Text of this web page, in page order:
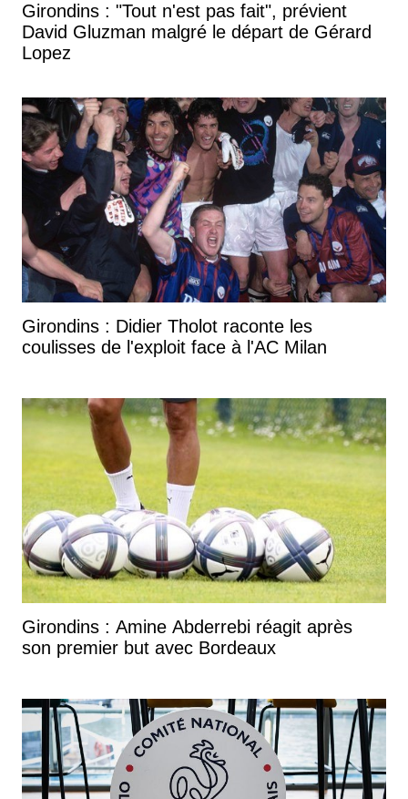
Girondins : "Tout n'est pas fait", prévient
David Gluzman malgré le départ de Gérard
Lopez
Girondins : Didier Tholot raconte les
coulisses de l'exploit face à l'AC Milan
Girondins : Amine Abderrebi réagit après
son premier but avec Bordeaux